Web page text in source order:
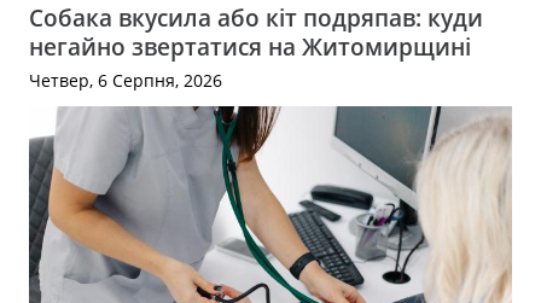
Собака вкусила або кіт подряпав: куди
негайно звертатися на Житомирщині
Четвер, 6 Серпня, 2026